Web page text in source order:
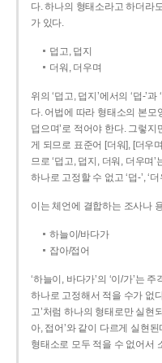
다. 하나의 형태소라고 하더라
가 있다.
덥고, 덥지
더워, 더우며
위의 ‘덥고, 덥지’에서의 ‘덥-­’
다. 어법에 따라 형태소의 본모
덥으며’로 적어야 한다. 그렇지
게 되므로 표준어 [더워], [더우
므로 ‘덥고, 덥지, 더워, 더우며
하나로 고정할 수 없고 ‘덥-’, ‘
이는 체언에 결합하는 조사나
하늘이/바다가
잡아/접어
‘하늘이, 바다가’의 ‘이/가’는
하나로 고정해서 적을 수가 없다
고’처럼 하나의 형태로만 실현
아, 접어’와 같이 다르게 실현
형태소로 모두 적을 수 없어서